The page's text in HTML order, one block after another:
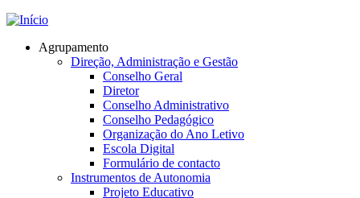
Jump to navigation
Agrupamento
Direção, Administração e Gestão
Conselho Geral
Diretor
Conselho Administrativo
Conselho Pedagógico
Organização do Ano Letivo
Escola Digital
Formulário de contacto
Instrumentos de Autonomia
Projeto Educativo